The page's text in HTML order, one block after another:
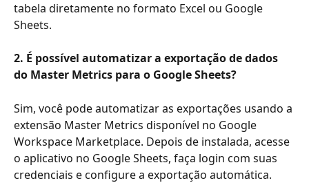
tabela diretamente no formato Excel ou Google
Sheets.
2. É possível automatizar a exportação de dados
do Master Metrics para o Google Sheets?
Sim, você pode automatizar as exportações usando a
extensão Master Metrics disponível no Google
Workspace Marketplace. Depois de instalada, acesse
o aplicativo no Google Sheets, faça login com suas
credenciais e configure a exportação automática.